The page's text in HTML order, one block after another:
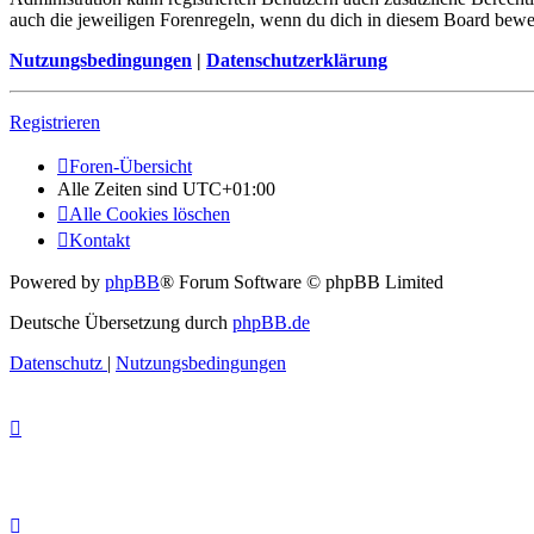
auch die jeweiligen Forenregeln, wenn du dich in diesem Board
Nutzungsbedingungen | Datenschutzerklärung
Registrieren
Foren-Übersicht
Alle Zeiten sind UTC+01:00
Alle Cookies löschen
Kontakt
Powered by phpBB® Forum Software © phpBB Limited
Deutsche Übersetzung durch phpBB.de
Datenschutz | Nutzungsbedingungen